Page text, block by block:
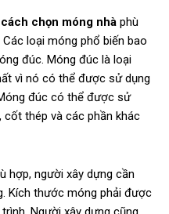
cách chọn móng nhà phù
loại móng phổ biến bao
đúc. Móng đúc là loại
vì nó có thể được sử dụng
đúc có thể được sử
thép và các phần khác
hợp, người xây dựng cần
Kích thước móng phải được